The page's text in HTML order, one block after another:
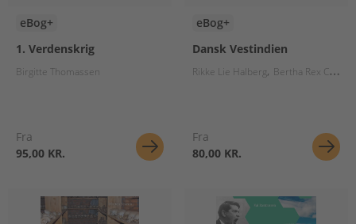
eBog+
1. Verdenskrig
Birgitte Thomassen
Fra
95,00 KR.
eBog+
Dansk Vestindien
Rikke Lie Halberg Bertha Rex Coley
Fra
80,00 KR.